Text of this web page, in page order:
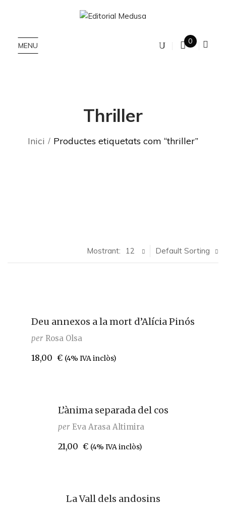
MENU 0
Thriller
Inici Productes etiquetats com “thriller”
Default Sorting
Mostrant: 12
Deu annexos a la mort d’Alícia Pinós
per Rosa Olsa
18,00 € (4% IVA inclòs)
L’ànima separada del cos
per Eva Arasa Altimira
21,00 € (4% IVA inclòs)
La Vall dels andosins